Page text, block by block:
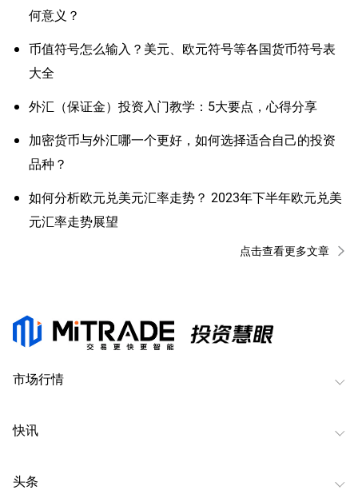
何意义？
币值符号怎么输入？美元、欧元符号等各国货币符号表
大全
外汇（保证金）投资入门教学：5大要点，心得分享
加密货币与外汇哪一个更好，如何选择适合自己的投资
品种？
如何分析欧元兑美元汇率走势？ 2023年下半年欧元兑美
元汇率走势展望
点击查看更多文章
市场行情
快讯
头条